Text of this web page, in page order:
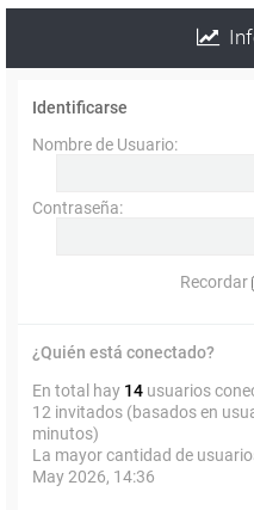
Identificarse
Nombre de Usuario:
Contraseña:
Recordar
¿Quién está conectado?
En total hay 14 usuarios
12 invitados (basados en
minutos)
La mayor cantidad de
May 2026, 14:36